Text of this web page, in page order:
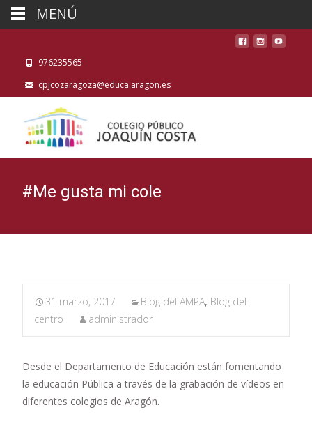
976235565
cpjcozaragoza@educa.aragon.es
#Me gusta mi cole
31 marzo, 2017 Blog del AMPA, Blog del
centro
administrador
Desde el Departamento de Educación están fomentando
la educación Pública a través de la grabación de vídeos en
diferentes colegios de Aragón.
MENÚ